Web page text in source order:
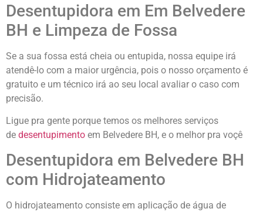
Desentupidora em Em Belvedere
BH e Limpeza de Fossa
Se a sua fossa está cheia ou entupida, nossa equipe irá
atendê-lo com a maior urgência, pois o nosso orçamento é
gratuito e um técnico irá ao seu local avaliar o caso com
precisão.
Ligue pra gente porque temos os melhores serviços
de desentupimento em Belvedere BH, e o melhor pra voçê
Desentupidora em Belvedere BH
com Hidrojateamento
O hidrojateamento consiste em aplicação de água de